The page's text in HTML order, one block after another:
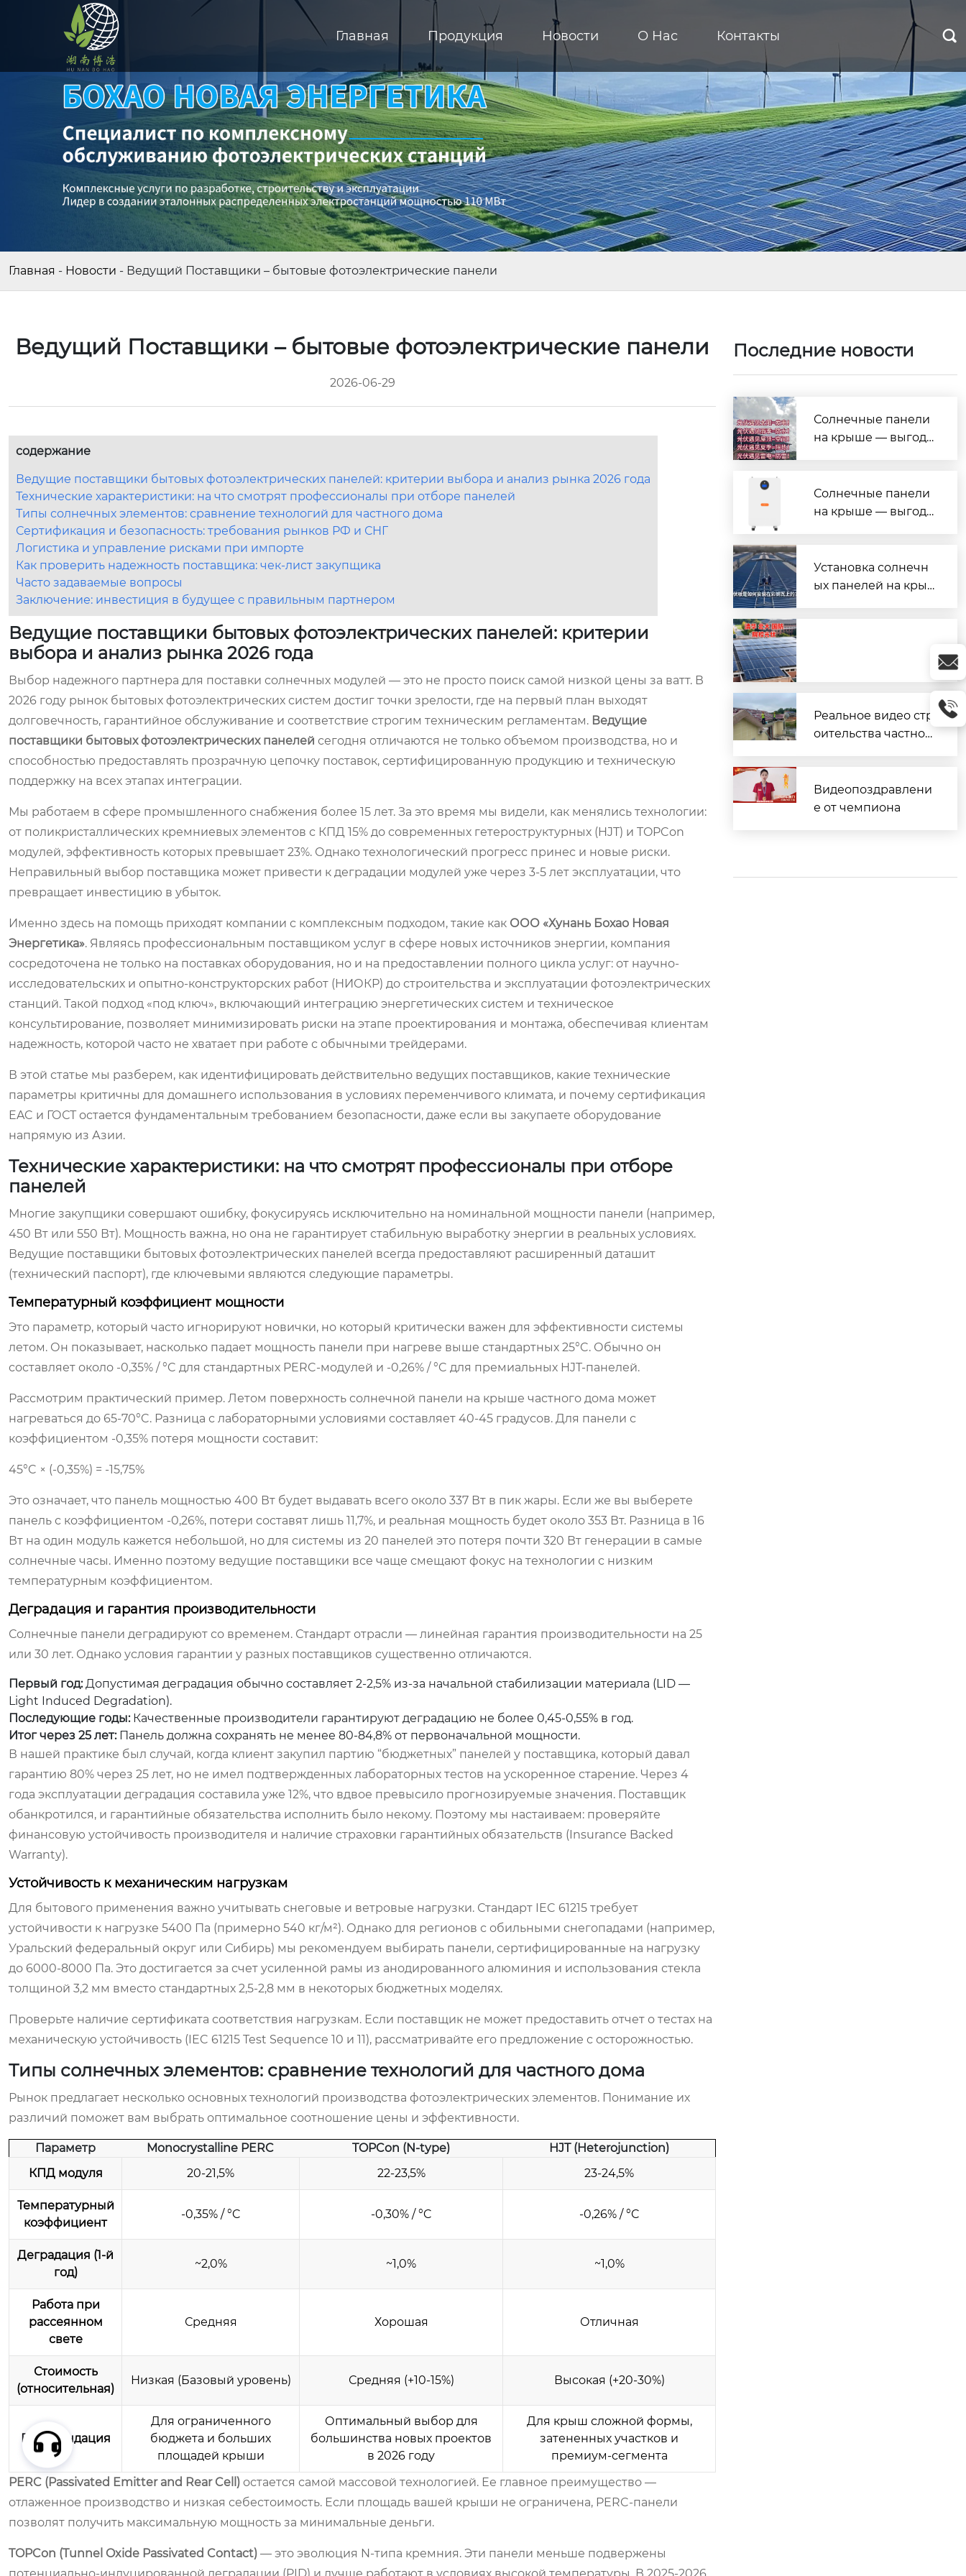
Главная Продукция Новости О Нас Контакты 
Главная - Новости - Ведущий Поставщики – бытовые фотоэлектрические панели
Ведущий Поставщики – бытовые фотоэлектрические панели
2026-06-29
содержание
Ведущие поставщики бытовых фотоэлектрических панелей: критерии выбора и анализ рынка 2026 года
Технические характеристики: на что смотрят профессионалы при отборе панелей
Типы солнечных элементов: сравнение технологий для частного дома
Сертификация и безопасность: требования рынков РФ и СНГ
Логистика и управление рисками при импорте
Как проверить надежность поставщика: чек-лист закупщика
Часто задаваемые вопросы
Заключение: инвестиция в будущее с правильным партнером
Ведущие поставщики бытовых фотоэлектрических панелей: критерии
выбора и анализ рынка 2026 года
Выбор надежного партнера для поставки солнечных модулей — это не просто поиск самой низкой цены за ватт. В
2026 году рынок бытовых фотоэлектрических систем достиг точки зрелости, где на первый план выходят
долговечность, гарантийное обслуживание и соответствие строгим техническим регламентам. Ведущие
поставщики бытовых фотоэлектрических панелей сегодня отличаются не только объемом производства, но и
способностью предоставлять прозрачную цепочку поставок, сертифицированную продукцию и техническую
поддержку на всех этапах интеграции.
Мы работаем в сфере промышленного снабжения более 15 лет. За это время мы видели, как менялись технологии:
от поликристаллических кремниевых элементов с КПД 15% до современных гетероструктурных (HJT) и TOPCon
модулей, эффективность которых превышает 23%. Однако технологический прогресс принес и новые риски.
Неправильный выбор поставщика может привести к деградации модулей уже через 3-5 лет эксплуатации, что
превращает инвестицию в убыток.
Именно здесь на помощь приходят компании с комплексным подходом, такие как ООО «Хунань Бохао Новая
Энергетика». Являясь профессиональным поставщиком услуг в сфере новых источников энергии, компания
сосредоточена не только на поставках оборудования, но и на предоставлении полного цикла услуг: от научно-
исследовательских и опытно-конструкторских работ (НИОКР) до строительства и эксплуатации фотоэлектрических
станций. Такой подход «под ключ», включающий интеграцию энергетических систем и техническое
консультирование, позволяет минимизировать риски на этапе проектирования и монтажа, обеспечивая клиентам
надежность, которой часто не хватает при работе с обычными трейдерами.
В этой статье мы разберем, как идентифицировать действительно ведущих поставщиков, какие технические
параметры критичны для домашнего использования в условиях переменчивого климата, и почему сертификация
EAC и ГОСТ остается фундаментальным требованием безопасности, даже если вы закупаете оборудование
напрямую из Азии.
Технические характеристики: на что смотрят профессионалы при отборе
панелей
Многие закупщики совершают ошибку, фокусируясь исключительно на номинальной мощности панели (например,
450 Вт или 550 Вт). Мощность важна, но она не гарантирует стабильную выработку энергии в реальных условиях.
Ведущие поставщики бытовых фотоэлектрических панелей всегда предоставляют расширенный даташит
(технический паспорт), где ключевыми являются следующие параметры.
Температурный коэффициент мощности
Это параметр, который часто игнорируют новички, но который критически важен для эффективности системы
летом. Он показывает, насколько падает мощность панели при нагреве выше стандартных 25°C. Обычно он
составляет около -0,35% / °C для стандартных PERC-модулей и -0,26% / °C для премиальных HJT-панелей.
Рассмотрим практический пример. Летом поверхность солнечной панели на крыше частного дома может
нагреваться до 65-70°C. Разница с лабораторными условиями составляет 40-45 градусов. Для панели с
коэффициентом -0,35% потеря мощности составит:
45°C × (-0,35%) = -15,75%
Это означает, что панель мощностью 400 Вт будет выдавать всего около 337 Вт в пик жары. Если же вы выберете
панель с коэффициентом -0,26%, потери составят лишь 11,7%, и реальная мощность будет около 353 Вт. Разница в 16
Вт на один модуль кажется небольшой, но для системы из 20 панелей это потеря почти 320 Вт генерации в самые
солнечные часы. Именно поэтому ведущие поставщики все чаще смещают фокус на технологии с низким
температурным коэффициентом.
Деградация и гарантия производительности
Солнечные панели деградируют со временем. Стандарт отрасли — линейная гарантия производительности на 25
или 30 лет. Однако условия гарантии у разных поставщиков существенно отличаются.
Первый год:Допустимая деградация обычно составляет 2-2,5% из-за начальной стабилизации материала (LID —
Light Induced Degradation).
Последующие годы:Качественные производители гарантируют деградацию не более 0,45-0,55% в год.
Итог через 25 лет:Панель должна сохранять не менее 80-84,8% от первоначальной мощности.
В нашей практике был случай, когда клиент закупил партию “бюджетных” панелей у поставщика, который давал
гарантию 80% через 25 лет, но не имел подтвержденных лабораторных тестов на ускоренное старение. Через 4
года эксплуатации деградация составила уже 12%, что вдвое превысило прогнозируемые значения. Поставщик
обанкротился, и гарантийные обязательства исполнить было некому. Поэтому мы настаиваем: проверяйте
финансовую устойчивость производителя и наличие страховки гарантийных обязательств (Insurance Backed
Warranty).
Устойчивость к механическим нагрузкам
Для бытового применения важно учитывать снеговые и ветровые нагрузки. Стандарт IEC 61215 требует
устойчивости к нагрузке 5400 Па (примерно 540 кг/м²). Однако для регионов с обильными снегопадами (например,
Уральский федеральный округ или Сибирь) мы рекомендуем выбирать панели, сертифицированные на нагрузку
до 6000-8000 Па. Это достигается за счет усиленной рамы из анодированного алюминия и использования стекла
толщиной 3,2 мм вместо стандартных 2,5-2,8 мм в некоторых бюджетных моделях.
Проверьте наличие сертификата соответствия нагрузкам. Если поставщик не может предоставить отчет о тестах на
механическую устойчивость (IEC 61215 Test Sequence 10 и 11), рассматривайте его предложение с осторожностью.
Типы солнечных элементов: сравнение технологий для частного дома
Рынок предлагает несколько основных технологий производства фотоэлектрических элементов. Понимание их
различий поможет вам выбрать оптимальное соотношение цены и эффективности.
Параметр Monocrystalline PERC TOPCon (N-type)
HJT (Heterojunction)
КПД модуля
20-21,5% 22-23,5% 23-24,5%
Температурный
коэффициент
-0,35% / °C -0,30% / °C -0,26% / °C
Деградация (1-й
год)
~2,0% ~1,0% ~1,0%
Работа при
рассеянном
свете
Средняя Хорошая Отличная
Стоимость
(относительная)
Низкая (Базовый уровень) Средняя (+10-15%) Высокая (+20-30%)
Рекомендация
Для ограниченного
бюджета и больших
площадей крыши
Оптимальный выбор для
большинства новых проектов
в 2026 году
Для крыш сложной формы,
затененных участков и
премиум-сегмента
PERC (Passivated Emitter and Rear Cell) остается самой массовой технологией. Ее главное преимущество —
отлаженное производство и низкая себестоимость. Если площадь вашей крыши не ограничена, PERC-панели
позволят получить максимальную мощность за минимальные деньги.
TOPCon (Tunnel Oxide Passivated Contact) — это эволюция N-типа кремния. Эти панели меньше подвержены
Последние новости
Солнечные панели
на крыше — выгода
Солнечные панели
на крыше — выгода
Установка солнечн
ых панелей на кры
Реальное видео стр
оительства частног
Видеопоздравлени
е от чемпиона